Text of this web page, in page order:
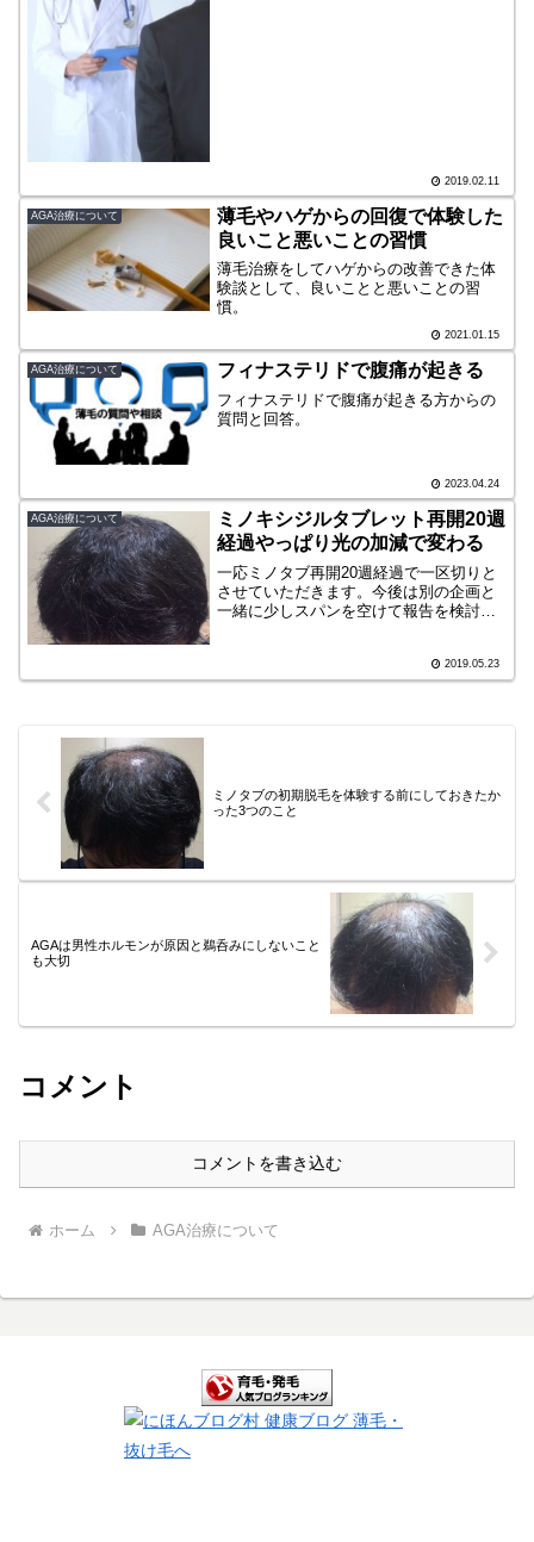
2019.02.11
AGA治療について
薄毛やハゲからの回復で体験した
良いこと悪いことの習慣
薄毛治療をしてハゲからの改善できた体
験談として、良いことと悪いことの習
慣。
2021.01.15
AGA治療について フィナステリドで腹痛が起きる
フィナステリドで腹痛が起きる方からの
質問と回答。
2023.04.24
AGA治療について
ミノキシジルタブレット再開20週
経過やっぱり光の加減で変わる
一応ミノタブ再開20週経過で一区切りと
させていただきます。今後は別の企画と
一緒に少しスパンを空けて報告を検討し
で、よろしくお願い致します。では区切
りのミノタブ再開後20...
2019.05.23
ミノタブの初期脱毛を体験する前にしておきたか
った3つのこと
AGAは男性ホルモンが原因と鵜呑みにしないこと
も大切
コメント
コメントを書き込む
ホーム AGA治療について